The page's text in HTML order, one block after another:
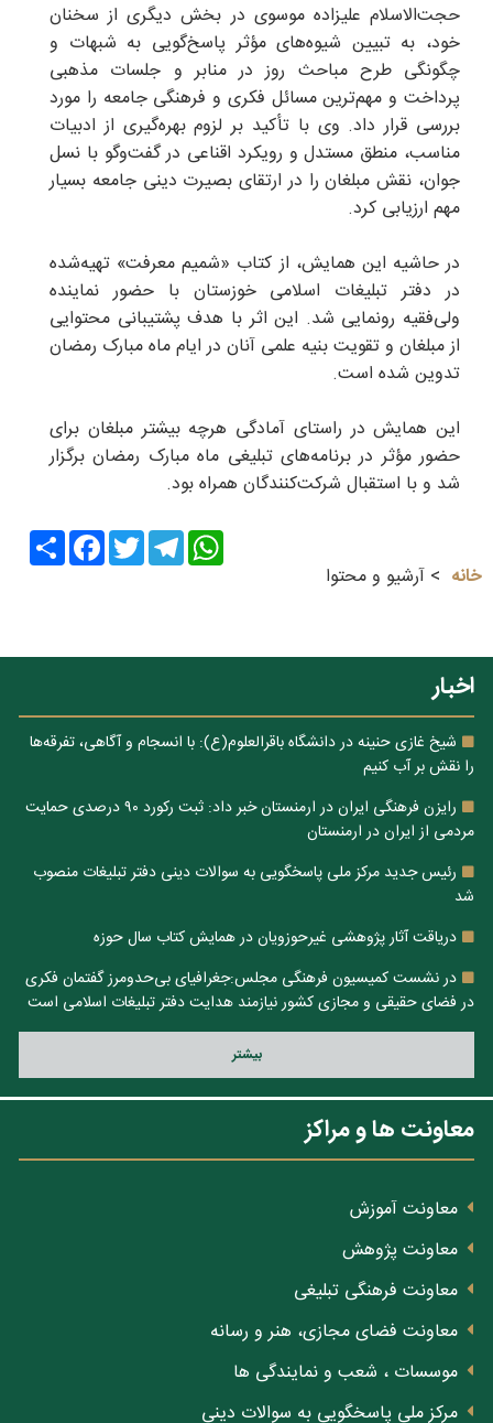
حجت‌الاسلام علیزاده موسوی در بخش دیگری از سخنان
خود، به تبیین شیوه‌های مؤثر پاسخ‌گویی به شبهات و
چگونگی طرح مباحث روز در منابر و جلسات مذهبی
پرداخت و مهم‌ترین مسائل فکری و فرهنگی جامعه را مورد
بررسی قرار داد. وی با تأکید بر لزوم بهره‌گیری از ادبیات
مناسب، منطق مستدل و رویکرد اقناعی در گفت‌وگو با نسل
جوان، نقش مبلغان را در ارتقای بصیرت دینی جامعه بسیار
مهم ارزیابی کرد.
در حاشیه این همایش، از کتاب «شمیم معرفت» تهیه‌شده
در دفتر تبلیغات اسلامی خوزستان با حضور نماینده
ولی‌فقیه رونمایی شد. این اثر با هدف پشتیبانی محتوایی
از مبلغان و تقویت بنیه علمی آنان در ایام ماه مبارک رمضان
تدوین شده است.
این همایش در راستای آمادگی هرچه بیشتر مبلغان برای
حضور مؤثر در برنامه‌های تبلیغی ماه مبارک رمضان برگزار
شد و با استقبال شرکت‌کنندگان همراه بود.
Share
FacebookTwitter
Telegram
WhatsApp
خانه
آرشیو و محتوا
اخبار
شیخ غازی حنینه در دانشگاه باقرالعلوم(ع): با انسجام و آگاهی، تفرقه‌ها
را نقش بر آب کنیم
رایزن فرهنگی ایران در ارمنستان خبر داد: ثبت رکورد ۹۰ درصدی حمایت
مردمی از ایران در ارمنستان
رئیس جدید مرکز ملی پاسخگویی به سوالات دینی دفتر تبلیغات منصوب
شد
دریاقت آثار پژوهشی غیرحوزویان در همایش کتاب سال حوزه
در نشست کمیسیون فرهنگی مجلس:جغرافیای بی‌حدومرز گفتمان فکری
در فضای حقیقی و مجازی کشور نیازمند هدایت دفتر تبلیغات اسلامی است
بيشتر
معاونت ها و مراکز
معاونت آموزش
معاونت پژوهش
معاونت فرهنگی تبلیغی
معاونت فضای مجازی، هنر و رسانه
موسسات ، شعب و نمایندگی ها
مرکز ملی پاسخگویی به سوالات دینی